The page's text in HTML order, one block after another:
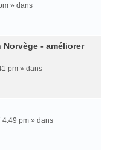
» dans
Norvège - améliorer
pm » dans
pm » dans